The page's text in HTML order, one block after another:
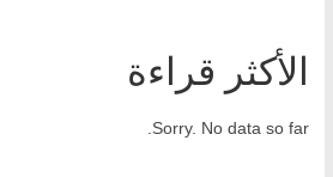
الأكثر قراءة
Sorry. No data so far.